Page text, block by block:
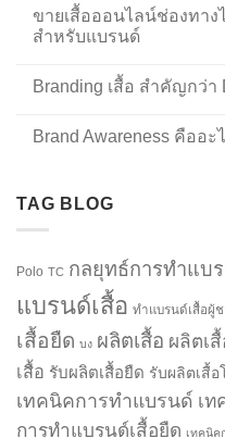
ขายเสื้อออนไลน์ช่องทาง
สำหรับแบรนด์
Branding เสื้อ สำคัญกว่า
Brand Awareness คืออ
TAG BLOG
Polo TC กลยุทธ์การทำแบ
แบรนด์เสื้อ ทำแบรนด์เสื้อผู้
เสื้อยืด บง ผลิตเสื้อ ผลิตเ
เสื้อ รับผลิตเสื้อยืด รับผลิตเสื้อ
เทคนิคการทำแบรนด์ เท
การทำแบรนด์เสื้อยืด เทคนิค